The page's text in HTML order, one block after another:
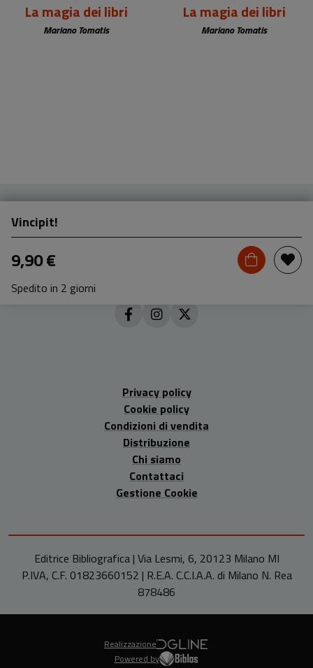
La magia dei libri
Mariano Tomatis
La magia dei libri
Mariano Tomatis
Vincipit!
9,90 €
Spedito in 2 giorni
Privacy policy
Cookie policy
Condizioni di vendita
Distribuzione
Chi siamo
Contattaci
Gestione Cookie
Editrice Bibliografica | Via Lesmi, 6, 20123 Milano MI
P.IVA, C.F. 01823660152 | R.E.A. C.C.I.A.A. di Milano N. Rea
878486
Realizzazione
Powered by